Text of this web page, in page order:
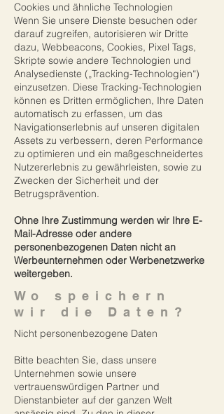
Cookies und ähnliche Technologien
Wenn Sie unsere Dienste besuchen oder
darauf zugreifen, autorisieren wir Dritte
dazu, Webbeacons, Cookies, Pixel Tags,
Skripte sowie andere Technologien und
Analysedienste („Tracking-Technologien“)
einzusetzen. Diese Tracking-Technologien
können es Dritten ermöglichen, Ihre Daten
automatisch zu erfassen, um das
Navigationserlebnis auf unseren digitalen
Assets zu verbessern, deren Performance
zu optimieren und ein maßgeschneidertes
Nutzererlebnis zu gewährleisten, sowie zu
Zwecken der Sicherheit und der
Betrugsprävention.
Ohne Ihre Zustimmung werden wir Ihre E-
Mail-Adresse oder andere
personenbezogenen Daten nicht an
Werbeunternehmen oder Werbenetzwerke
weitergeben.
Wo speichern
wir die Daten?
Nicht personenbezogene Daten
Bitte beachten Sie, dass unsere
Unternehmen sowie unsere
vertrauenswürdigen Partner und
Dienstanbieter auf der ganzen Welt